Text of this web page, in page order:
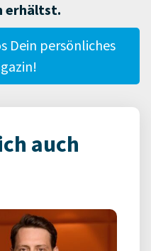
erhältst.
Dein persönliches
auch